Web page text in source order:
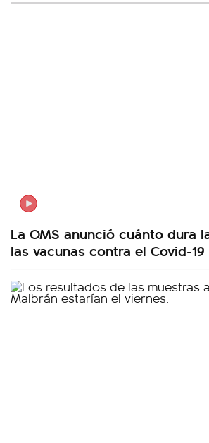
La OMS anunció cuánto dura
las vacunas contra el Covid-19